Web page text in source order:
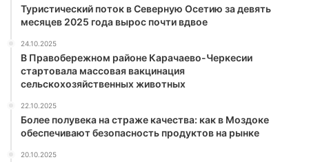
Туристический поток в Северную Осетию за девять
месяцев 2025 года вырос почти вдвое
24.10.2025
В Правобережном районе Карачаево-Черкесии
стартовала массовая вакцинация
сельскохозяйственных животных
22.10.2025
Более полувека на страже качества: как в Моздоке
обеспечивают безопасность продуктов на рынке
20.10.2025